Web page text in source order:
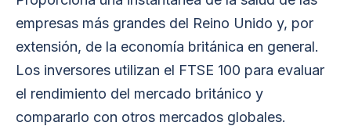
empresas más grandes del Reino Unido y, por
extensión, de la economía británica en general.
Los inversores utilizan el FTSE 100 para evaluar
el rendimiento del mercado británico y
compararlo con otros mercados globales.